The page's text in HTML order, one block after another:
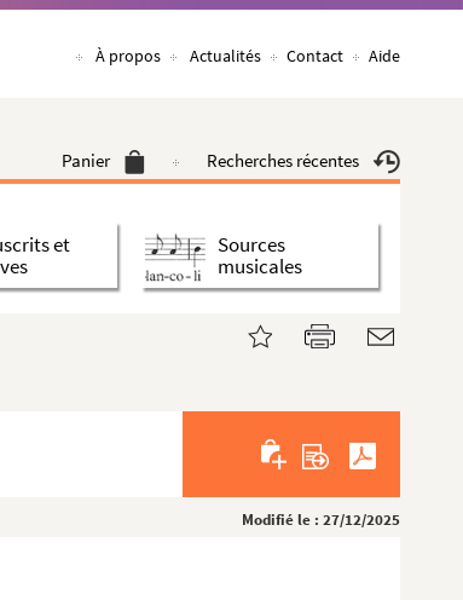
À propos Actualités Contact Aide
Panier Recherches récentes
et
Sources
musicales
Modifié le : 27/12/2025